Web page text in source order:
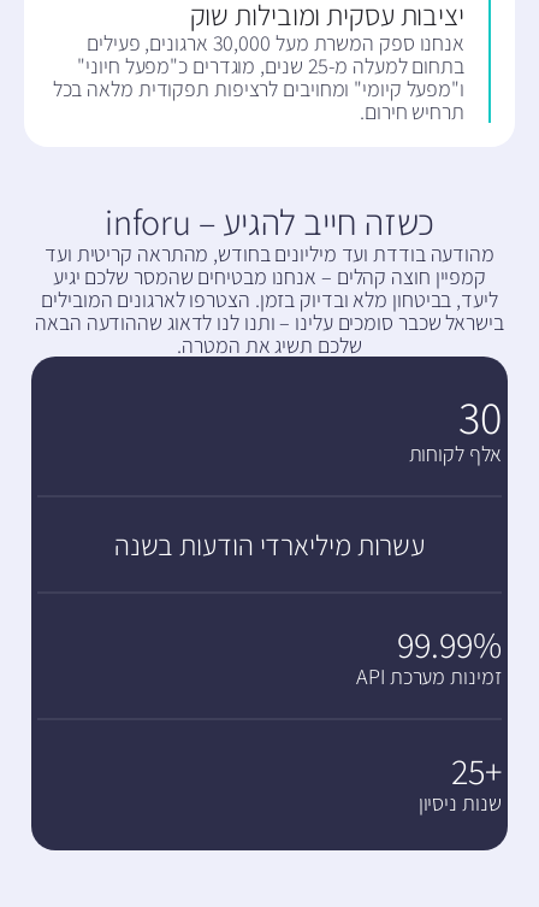
יציבות עסקית ומובילות שוק​
אנחנו ספק המשרת מעל 30,000 ארגונים, פעילים
בתחום למעלה מ-25 שנים, מוגדרים כ"מפעל חיוני"
ו"מפעל קיומי" ומחויבים לרציפות תפקודית מלאה בכל
תרחיש חירום.
כשזה חייב להגיע – inforu
מהודעה בודדת ועד מיליונים בחודש, מהתראה קריטית ועד
קמפיין חוצה קהלים – אנחנו מבטיחים שהמסר שלכם יגיע
ליעד, בביטחון מלא ובדיוק בזמן. הצטרפו לארגונים המובילים
בישראל שכבר סומכים עלינו – ותנו לנו לדאוג שההודעה הבאה
שלכם תשיג את המטרה.
30
אלף לקוחות
עשרות מיליארדי הודעות בשנה
99.99%
זמינות מערכת API
+25
שנות ניסיון